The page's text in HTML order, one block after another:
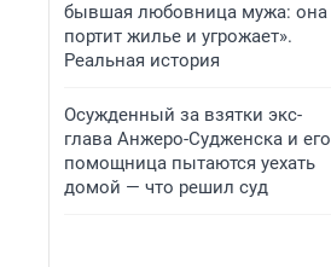
бывшая любовница мужа: она
портит жилье и угрожает».
Реальная история
Осужденный за взятки экс-
глава Анжеро-Судженска и его
помощница пытаются уехать
домой — что решил суд